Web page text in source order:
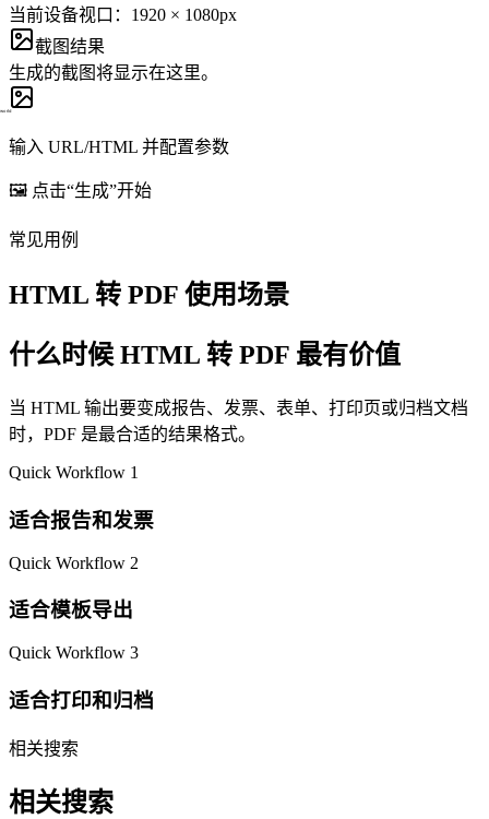
当前设备视口：1920 × 1080px
截图结果
生成的截图将显示在这里。
输入 URL/HTML 并配置参数
🖼️ 点击“生成”开始
常见用例
HTML 转 PDF 使用场景
什么时候 HTML 转 PDF 最有价值
当 HTML 输出要变成报告、发票、表单、打印页或归档文档
时，PDF 是最合适的结果格式。
Quick Workflow 1
适合报告和发票
Quick Workflow 2
适合模板导出
Quick Workflow 3
适合打印和归档
相关搜索
相关搜索